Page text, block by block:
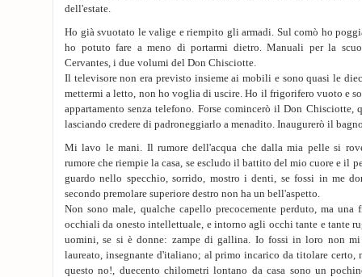
dell'estate.
Ho già svuotato le valige e riempito gli armadi. Sul comò ho
ho potuto fare a meno di portarmi dietro. Manuali per la
Cervantes, i due volumi del Don Chisciotte.
Il televisore non era previsto insieme ai mobili e sono quasi le
mettermi a letto, non ho voglia di uscire. Ho il frigorifero vuoto e
appartamento senza telefono. Forse comincerò il Don
lasciando credere di padroneggiarlo a menadito. Inaugurerò il
Mi lavo le mani. Il rumore dell'acqua che dalla mia pelle si
rumore che riempie la casa, se escludo il battito del mio cuore e il
guardo nello specchio, sorrido, mostro i denti, se fossi in me
secondo premolare superiore destro non ha un bell'aspetto.
Non sono male, qualche capello precocemente perduto, ma una
occhiali da onesto intellettuale, e intorno agli occhi tante e tante
uomini, se si è donne: zampe di gallina. Io fossi in loro non mi
laureato, insegnante d'italiano; al primo incarico da titolare certo,
questo no!, duecento chilometri lontano da casa sono un